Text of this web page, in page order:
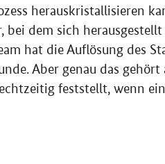
herauskristallisieren
dem sich
hat die Auflösung des
Aber genau das gehört
feststellt, wenn